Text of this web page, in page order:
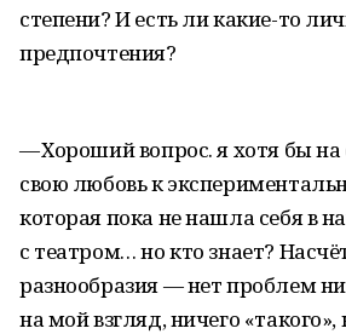
степени? И есть ли какие-то
предпочтения?
— Хороший вопрос. я хотя бы
свою любовь к
которая пока не нашла себя в
с театром… но кто знает?
разнообразия — нет проблем
на мой взгляд, ничего